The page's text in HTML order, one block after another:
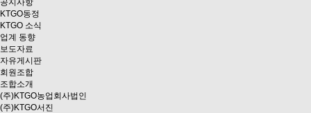
공지사항
KTGO동정
KTGO 소식
업계 동향
보도자료
자유게시판
회원조합
조합소개
(주)KTGO농업회사법인
(주)KTGO서진